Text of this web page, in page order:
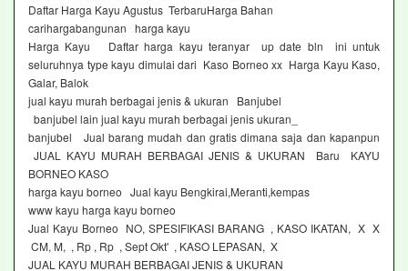
Daftar Harga Kayu Agustus TerbaruHarga Bahan
carihargabangunan harga kayu
Harga Kayu Daftar harga kayu teranyar up date bln ini untuk
seluruhnya type kayu dimulai dari Kaso Borneo xx Harga Kayu Kaso,
Galar, Balok
jual kayu murah berbagai jenis & ukuran Banjubel
banjubel lain jual kayu murah berbagai jenis ukuran_
banjubel Jual barang mudah dan gratis dimana saja dan kapanpun
JUAL KAYU MURAH BERBAGAI JENIS & UKURAN Baru KAYU
BORNEO KASO
harga kayu borneo Jual kayu Bengkirai,Meranti,kempas
www kayu harga kayu borneo
Jual Kayu Borneo NO, SPESIFIKASI BARANG , KASO IKATAN, X X
CM, M, , Rp , Rp , Sept Okt' , KASO LEPASAN, X
JUAL KAYU MURAH BERBAGAI JENIS & UKURAN